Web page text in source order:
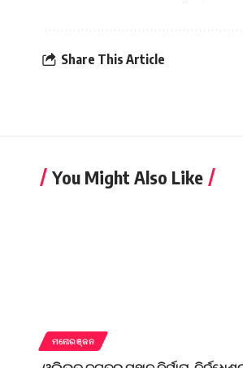
Share This Article
You Might Also Like
ମନୋରଞ୍ଜନ